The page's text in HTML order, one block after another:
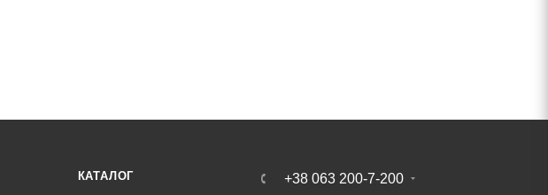
КАТАЛОГ +38 063 200-7-200